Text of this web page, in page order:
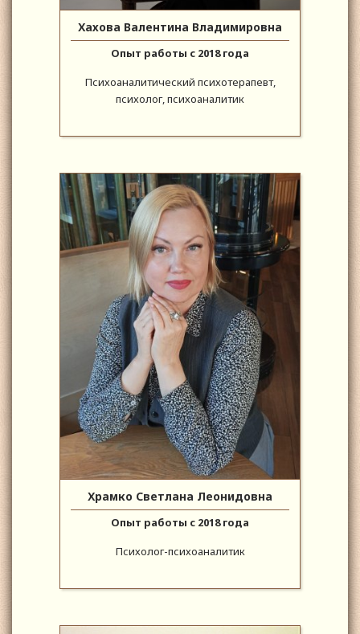
Хахова Валентина Владимировна
Опыт работы с 2018 года
Психоаналитический психотерапевт,
психолог, психоаналитик
Храмко Светлана Леонидовна
Опыт работы с 2018 года
Психолог-психоаналитик